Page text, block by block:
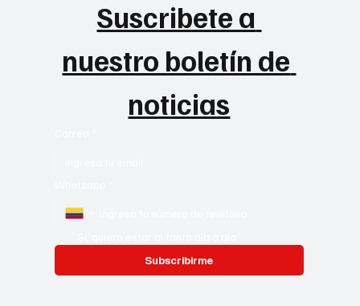
Suscribete a
nuestro boletín de
noticias
Subscribirme